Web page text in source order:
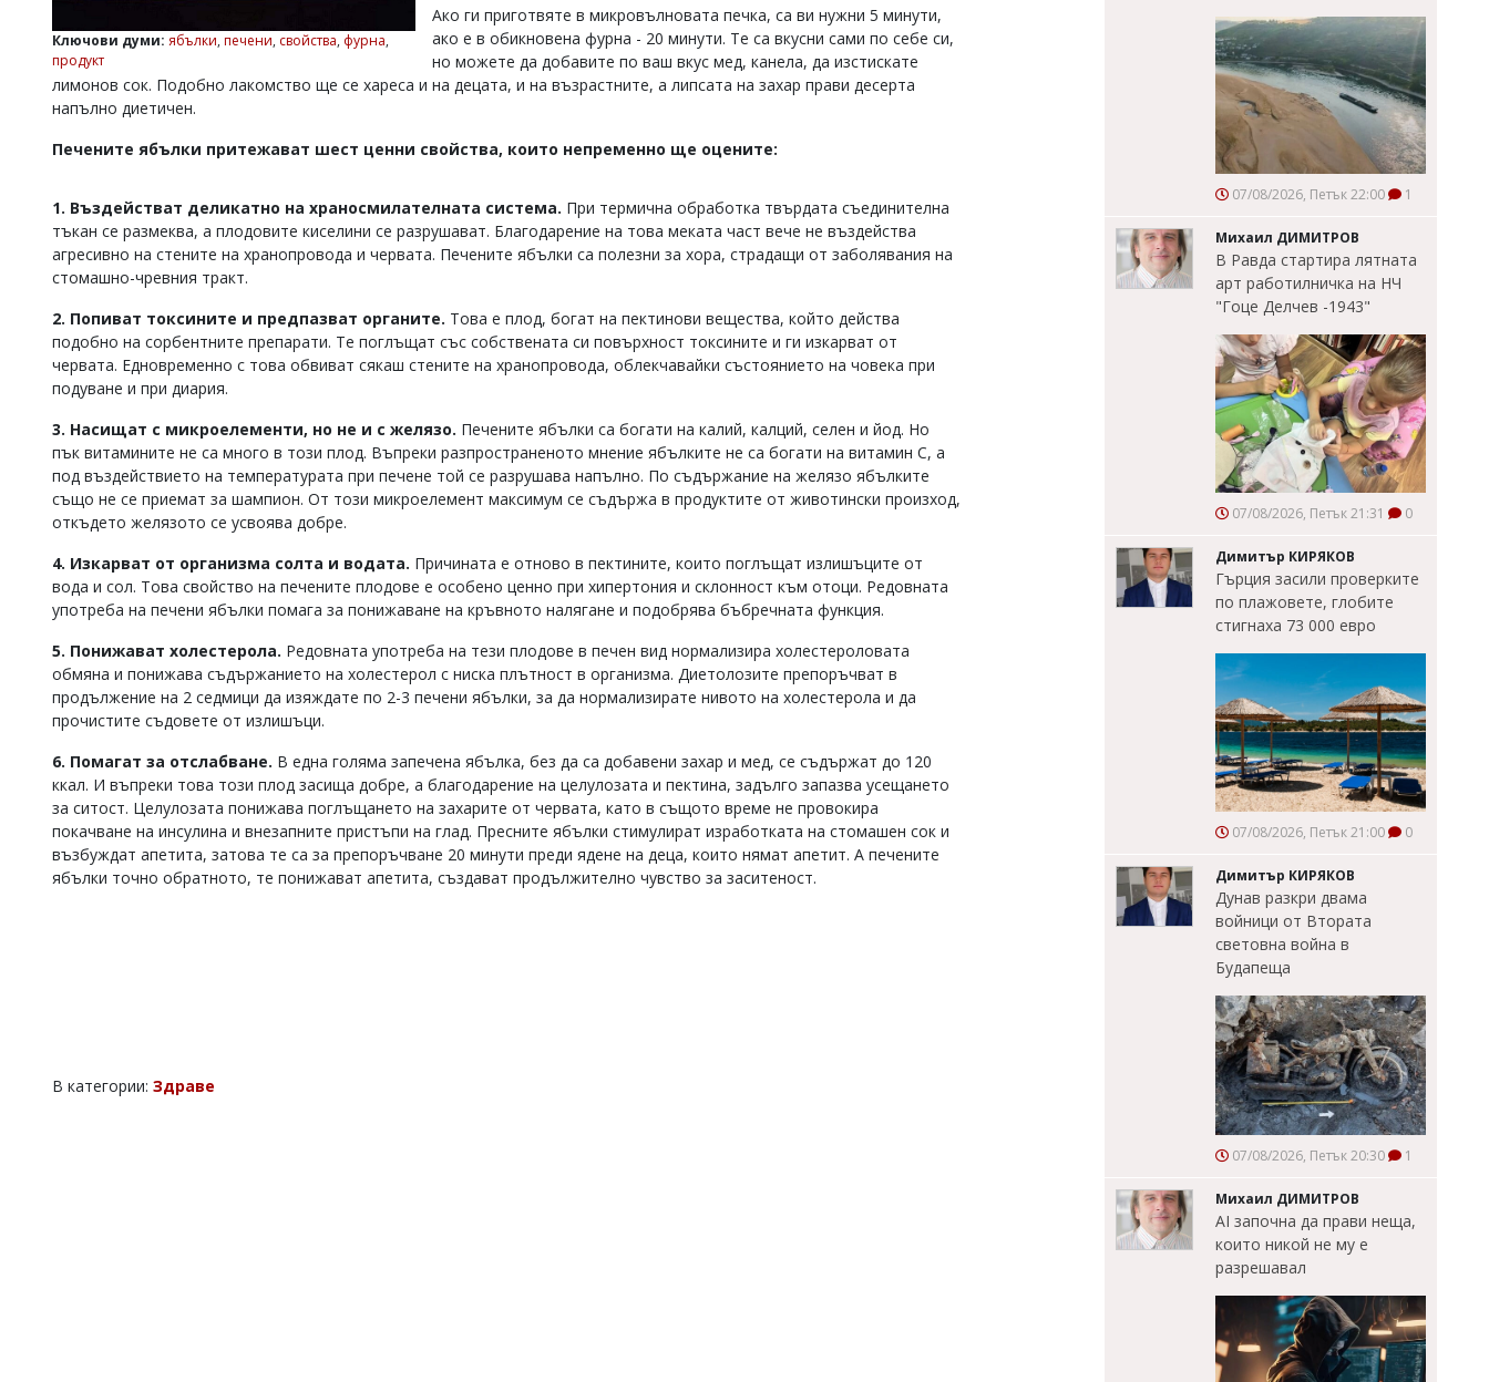
Касабова,
k.kassabova@flagman.bg
Главен
редактор:
Коментарите
читателите
редакцията
отговорност
откриете
коментар,
сигнализирайте
Ключови думи: ябълки, печени, свойства, фурна,
продукт
Ако ги приготвяте в микровълновата печка, са ви нужни 5 минути,
ако е в обикновена фурна - 20 минути. Те са вкусни сами по себе си,
но можете да добавите по ваш вкус мед, канела, да изстискате
лимонов сок. Подобно лакомство ще се хареса и на децата, и на възрастните, а липсата на захар прави десерта
напълно диетичен.
Печените ябълки притежават шест ценни свойства, които непременно ще оцените:
1. Въздействат деликатно на храносмилателната система. При термична обработка твърдата съединителна
тъкан се размеква, а плодовите киселини се разрушават. Благодарение на това меката част вече не въздейства
агресивно на стените на хранопровода и червата. Печените ябълки са полезни за хора, страдащи от заболявания на
стомашно-чревния тракт.
2. Попиват токсините и предпазват органите. Това е плод, богат на пектинови вещества, който действа
подобно на сорбентните препарати. Те поглъщат със собствената си повърхност токсините и ги изкарват от
червата. Едновременно с това обвиват сякаш стените на хранопровода, облекчавайки състоянието на човека при
подуване и при диария.
3. Насищат с микроелементи, но не и с желязо. Печените ябълки са богати на калий, калций, селен и йод. Но
пък витамините не са много в този плод. Въпреки разпространеното мнение ябълките не са богати на витамин С, а
под въздействието на температурата при печене той се разрушава напълно. По съдържание на желязо ябълките
също не се приемат за шампион. От този микроелемент максимум се съдържа в продуктите от животински произход,
откъдето желязото се усвоява добре.
4. Изкарват от организма солта и водата. Причината е отново в пектините, които поглъщат излишъците от
вода и сол. Това свойство на печените плодове е особено ценно при хипертония и склонност към отоци. Редовната
употреба на печени ябълки помага за понижаване на кръвното налягане и подобрява бъбречната функция.
5. Понижават холестерола. Редовната употреба на тези плодове в печен вид нормализира холестероловата
обмяна и понижава съдържанието на холестерол с ниска плътност в организма. Диетолозите препоръчват в
продължение на 2 седмици да изяждате по 2-3 печени ябълки, за да нормализирате нивото на холестерола и да
прочистите съдовете от излишъци.
6. Помагат за отслабване. В една голяма запечена ябълка, без да са добавени захар и мед, се съдържат до 120
ккал. И въпреки това този плод засища добре, а благодарение на целулозата и пектина, задълго запазва усещането
за ситост. Целулозата понижава поглъщането на захарите от червата, като в същото време не провокира
покачване на инсулина и внезапните пристъпи на глад. Пресните ябълки стимулират изработката на стомашен сок и
възбуждат апетита, затова те са за препоръчване 20 минути преди ядене на деца, които нямат апетит. А печените
ябълки точно обратното, те понижават апетита, създават продължително чувство за заситеност.
В категории: Здраве
07/08/2026, Петък 22:00 1
Михаил ДИМИТРОВ
В Равда стартира лятната
арт работилничка на НЧ
"Гоце Делчев -1943"
07/08/2026, Петък 21:31 0
Димитър КИРЯКОВ
Гърция засили проверките
по плажовете, глобите
стигнаха 73 000 евро
07/08/2026, Петък 21:00 0
Димитър КИРЯКОВ
Дунав разкри двама
войници от Втората
световна война в
Будапеща
07/08/2026, Петък 20:30 1
Михаил ДИМИТРОВ
AI започна да прави неща,
които никой не му е
разрешавал